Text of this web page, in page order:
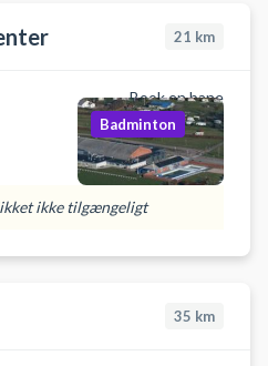
21 km
Book en bane
Badminton
ikke tilgængeligt
35 km